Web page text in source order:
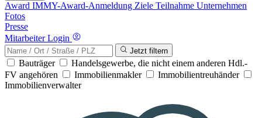
Award IMMY-Award-Anmeldung Ziele Teilnahme Unternehmen
Fotos
Presse
Mitarbeiter Login
Jetzt filtern
Bauträger
Handelsgewerbe, die nicht einem anderen Hdl.-
FV angehören
Immobilienmakler
Immobilientreuhänder
Immobilienverwalter